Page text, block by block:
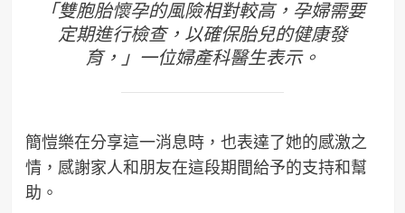
「雙胞胎懷孕的風險相對較高，孕婦需要
定期進行檢查，以確保胎兒的健康發
育，」一位婦產科醫生表示。
簡愷樂在分享這一消息時，也表達了她的感激之
情，感謝家人和朋友在這段期間給予的支持和幫
助。